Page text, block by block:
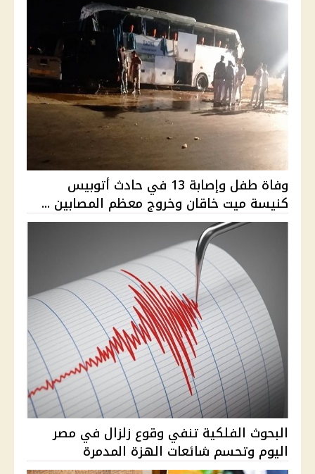
وفاة طفل وإصابة 13 في حادث أتوبيس
كنيسة ميت خاقان وخروج معظم المصابين ...
البحوث الفلكية تنفي وقوع زلزال في مصر
اليوم وتحسم شائعات الهزة المدمرة